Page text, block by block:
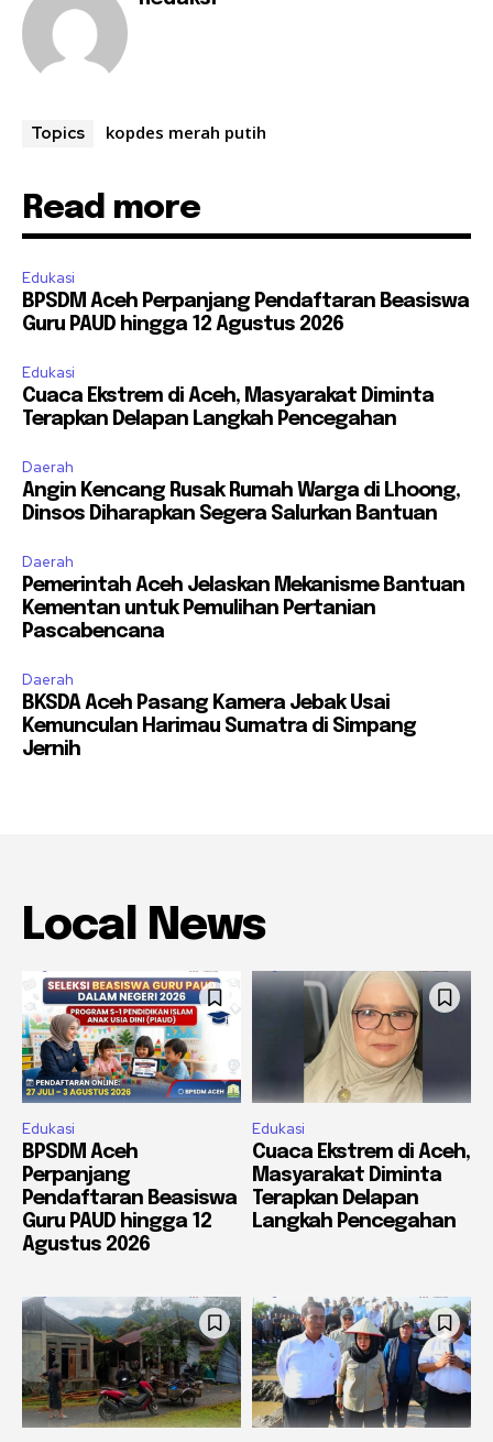
Topics kopdes merah putih
Read more
Edukasi
BPSDM Aceh Perpanjang Pendaftaran Beasiswa
Guru PAUD hingga 12 Agustus 2026
Edukasi
Cuaca Ekstrem di Aceh, Masyarakat Diminta
Terapkan Delapan Langkah Pencegahan
Daerah
Angin Kencang Rusak Rumah Warga di Lhoong,
Dinsos Diharapkan Segera Salurkan Bantuan
Daerah
Pemerintah Aceh Jelaskan Mekanisme Bantuan
Kementan untuk Pemulihan Pertanian
Pascabencana
Daerah
BKSDA Aceh Pasang Kamera Jebak Usai
Kemunculan Harimau Sumatra di Simpang
Jernih
Local News
Edukasi
BPSDM Aceh
Perpanjang
Pendaftaran Beasiswa
Guru PAUD hingga 12
Agustus 2026
Edukasi
Cuaca Ekstrem di Aceh,
Masyarakat Diminta
Terapkan Delapan
Langkah Pencegahan